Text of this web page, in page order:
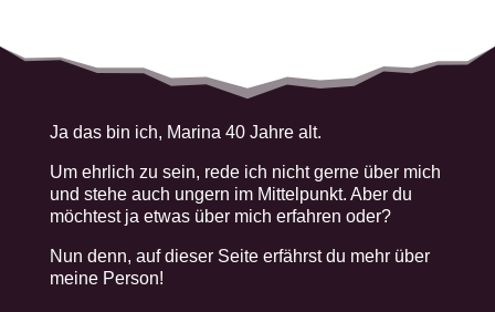
Ja das bin ich, Marina 40 Jahre alt.
Um ehrlich zu sein, rede ich nicht gerne über mich
und stehe auch ungern im Mittelpunkt. Aber du
möchtest ja etwas über mich erfahren oder?
Nun denn, auf dieser Seite erfährst du mehr über
meine Person!